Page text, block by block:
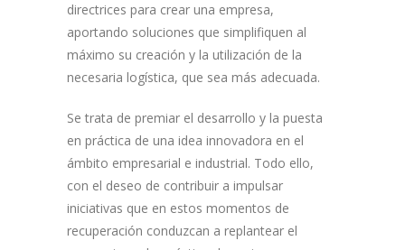
directrices para crear una empresa,
aportando soluciones que simplifiquen al
máximo su creación y la utilización de la
necesaria logística, que sea más adecuada.
Se trata de premiar el desarrollo y la puesta
en práctica de una idea innovadora en el
ámbito empresarial e industrial. Todo ello,
con el deseo de contribuir a impulsar
iniciativas que en estos momentos de
recuperación conduzcan a replantear el